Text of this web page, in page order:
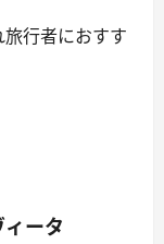
行者におすす
ータ